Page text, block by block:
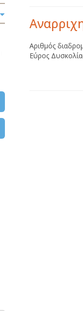
Αριθμός
Εύρος